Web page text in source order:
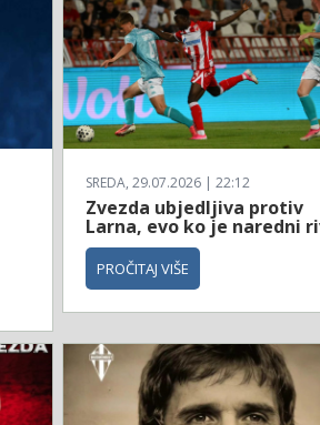
SREDA, 29.07.2026 | 22:12
Zvezda ubjedljiva protiv
Larna, evo ko je naredni
PROČITAJ VIŠE